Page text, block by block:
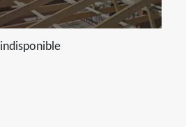
indisponible